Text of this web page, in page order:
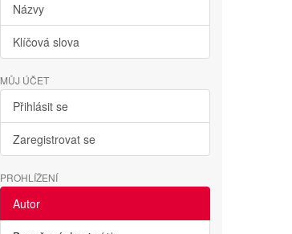
Názvy
Klíčová slova
MŮJ ÚČET
Přihlásit se
Zaregistrovat se
PROHLÍŽENÍ
Autor